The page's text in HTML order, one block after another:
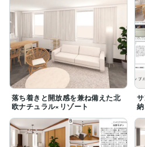
設備会社のオンラインコーデ
ー2024
YUMDESIGNLAB開業。
落ち着きと開放感を兼ね備えた北
欧ナチュラル×リゾート